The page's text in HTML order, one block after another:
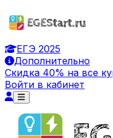
ЕГЭ 2025
Дополнительно
Скидка 40% на все
Войти в кабинет